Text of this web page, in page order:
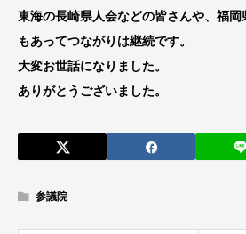
東海の長崎県人会などの皆さんや、福
もあってつながりは継続です。
大変お世話になりました。
ありがとうございました。
参議院